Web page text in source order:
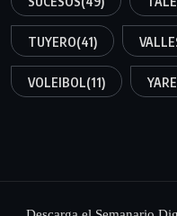
TUYERO(41)
VOLEIBOL(11) YARE